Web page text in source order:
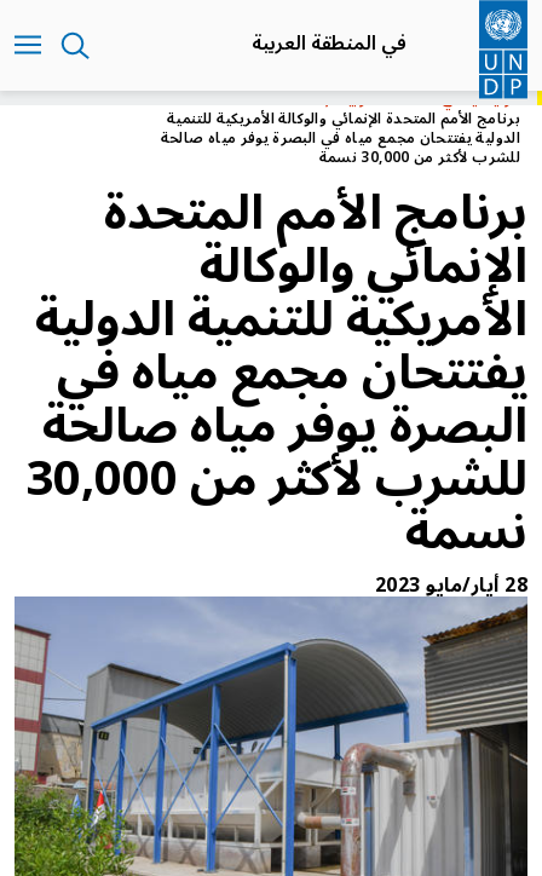
تجاوز
إلى
المحتوى
الرئيسي
في المنطقة العربية
الرئيسيةفي المنطقة العربية
برنامج الأمم المتحدة الإنمائي والوكالة الأمريكية للتنمية
الدولية يفتتحان مجمع مياه في البصرة يوفر مياه صالحة
للشرب لأكثر من 30,000 نسمة
برنامج الأمم المتحدة
الإنمائي والوكالة
الأمريكية للتنمية الدولية
يفتتحان مجمع مياه في
البصرة يوفر مياه صالحة
للشرب لأكثر من 30,000
نسمة
28 أيار/مايو 2023